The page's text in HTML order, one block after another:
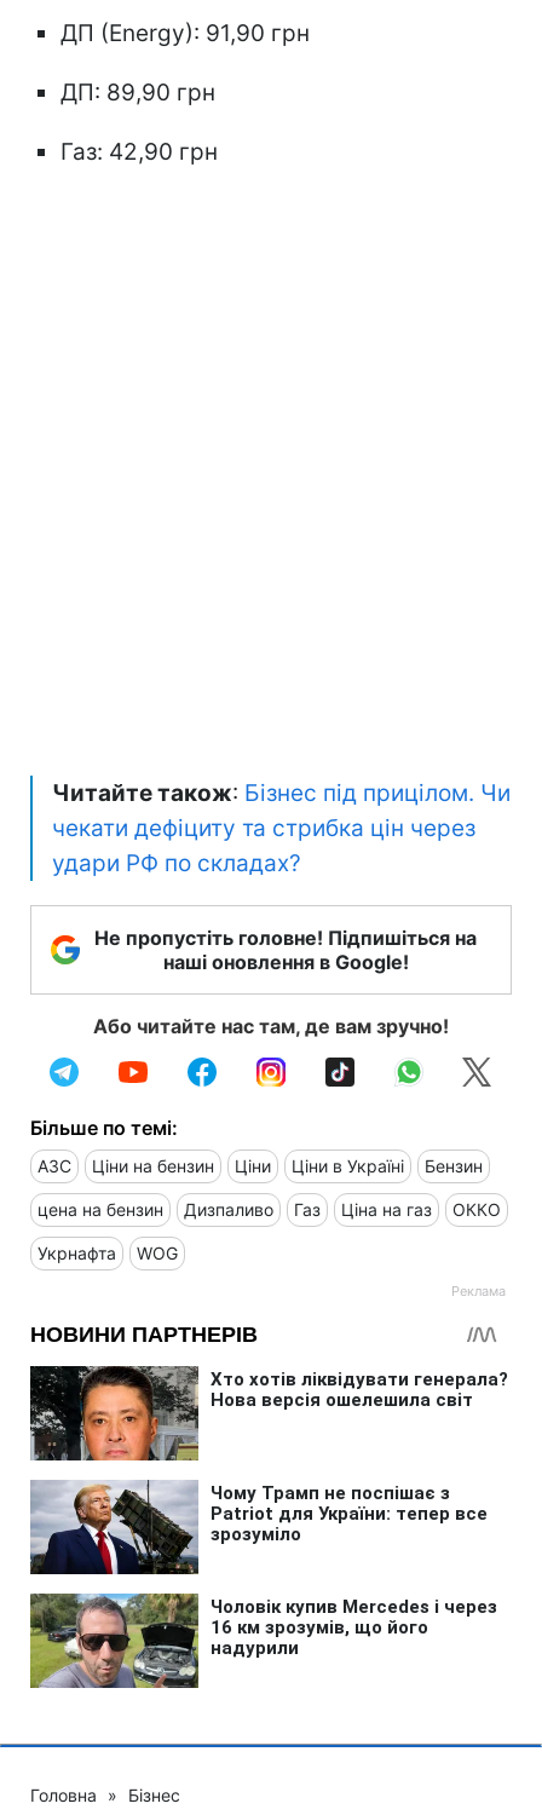
ДП (Energy): 91,90 грн
ДП: 89,90 грн
Газ: 42,90 грн
Читайте також: Бізнес під прицілом. Чи
чекати дефіциту та стрибка цін через
удари РФ по складах?
Не пропустіть головне! Підпишіться на
наші оновлення в Google!
Або читайте нас там, де вам зручно!
Більше по темі:
АЗС Ціни на бензин Ціни Ціни в Україні Бензин
цена на бензин Дизпаливо Газ Ціна на газ ОККО
Укрнафта WOG
Головна » Бізнес